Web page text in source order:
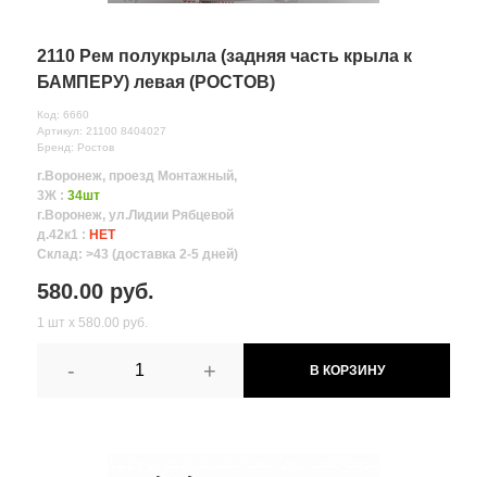
2110 Рем полукрыла (задняя часть крыла к
БАМПЕРУ) левая (РОСТОВ)
Код: 6660
Артикул: 21100 8404027
Бренд: Ростов
г.Воронеж, проезд Монтажный,
3Ж : 34шт
г.Воронеж, ул.Лидии Рябцевой
д.42к1 : НЕТ
Склад: >43 (доставка 2-5 дней)
580.00 руб.
1 шт х 580.00 руб.
- + В КОРЗИНУ